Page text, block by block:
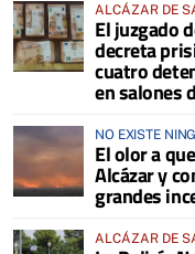
ALCÁZAR DE
El juzgado
decreta
cuatro
en salones
NO EXISTE
COMARCA
El olor a
Alcázar y
grandes
ALCÁZAR DE